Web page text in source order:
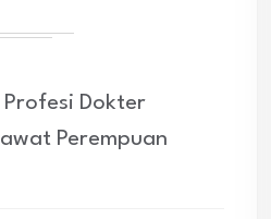
Profesi Dokter
Perempuan